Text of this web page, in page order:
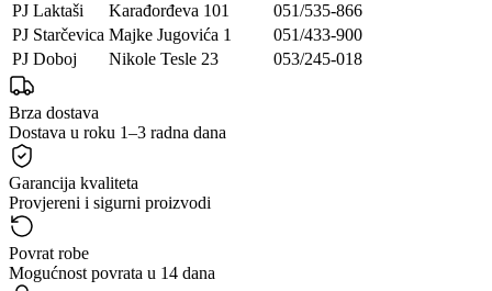
PJ Laktaši
Karađorđeva 101
051/535-866
PJ Starčevica Majke Jugovića 1
051/433-900
PJ Doboj
Nikole Tesle 23 053/245-018
Brza dostava
Dostava u roku 1–3 radna dana
Garancija kvaliteta
Provjereni i sigurni proizvodi
Povrat robe
Mogućnost povrata u 14 dana